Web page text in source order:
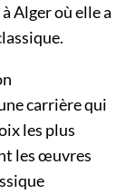
Alger où elle a
carrière qui
les plus
les œuvres